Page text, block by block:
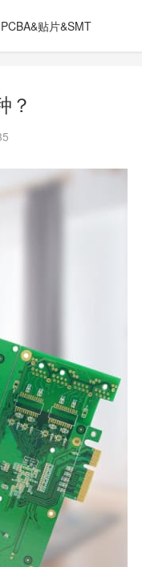
PCBA&贴片&SMT
？